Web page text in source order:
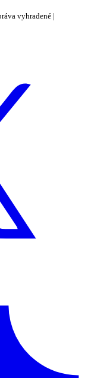
vyhradené |